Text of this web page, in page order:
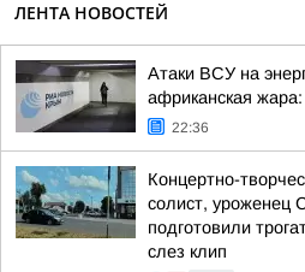
ЛЕНТА НОВОСТЕЙ
Атаки ВСУ на
африканская
22:36
Концертно-
солист, уроженец
подготовили
слез клип